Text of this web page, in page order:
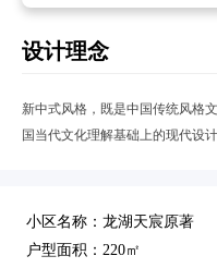
设计理念
新中式风格，既是中国传统风格
国当代文化理解基础上的现代设计
小区名称：龙湖天宸原著
户型面积：220㎡